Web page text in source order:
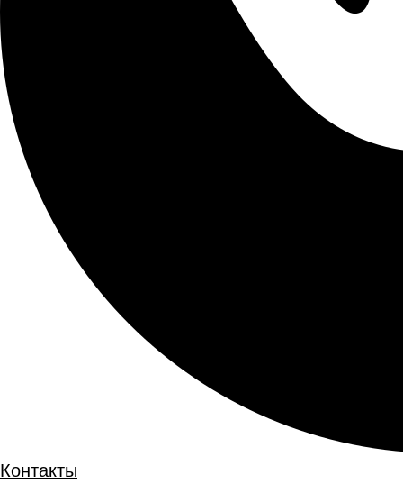
Контакты